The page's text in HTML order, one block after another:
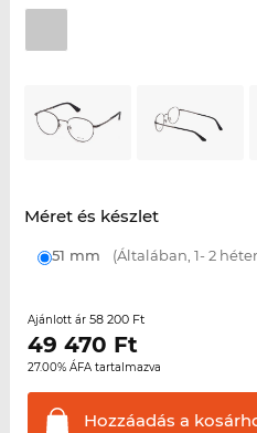
Méret és készlet
51 mm (Általában, 1- 2
Ajánlott ár 58 200 Ft
49 470 Ft
27.00% ÁFA tartalmazva
Hozzáadás a